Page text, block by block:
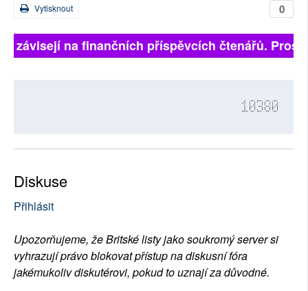
0
Vytisknout
závisejí na finančních příspěvcích čtenářů.
10380
Diskuse
Přihlásit
Upozorňujeme, že Britské listy jako soukromý server si
vyhrazují právo blokovat přístup na diskusní fóra
jakémukoliv diskutérovi, pokud to uznají za důvodné.